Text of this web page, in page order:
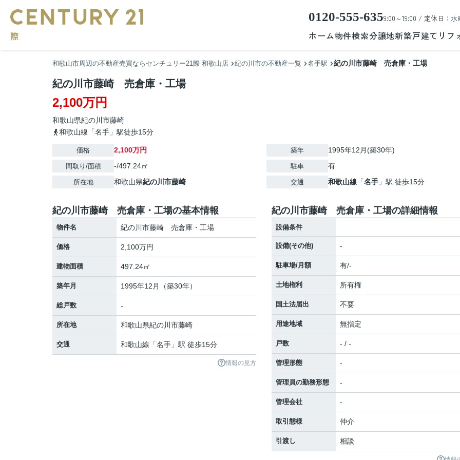
0120-555-6359:00～19:00 / 定休日：水
ホーム物件検索分譲地新築戸建て リフ
和歌山市周辺の不動産売買ならセンチュリー21際 和歌山店 紀の川市の不動産一覧 名手駅 紀の川市藤崎 売倉庫・工場
紀の川市藤崎 売倉庫・工場
2,100万円
和歌山県紀の川市藤崎
和歌山線「名手」駅徒歩15分
価格 2,100万円
間取り/面積 -/497.24㎡
所在地 和歌山県紀の川市藤崎
築年 1995年12月(築30年)
駐車 有
交通 和歌山線 「名手 」駅 徒歩15分
紀の川市藤崎 売倉庫・工場の基本情報
物件名 紀の川市藤崎 売倉庫・工場
価格 2,100万円
建物面積 497.24㎡
築年月 1995年12月（築30年）
総戸数 -
所在地 和歌山県紀の川市藤崎
交通 和歌山線 「名手 」駅 徒歩15分
情報の見方
紀の川市藤崎 売倉庫・工場の詳細情報
設備条件
設備(その他) -
駐車場/月額 有/-
土地権利 所有権
国土法届出 不要
用途地域 無指定
戸数 - / -
管理形態 -
管理員の勤務形態 -
管理会社 -
取引態様 仲介
引渡し 相談